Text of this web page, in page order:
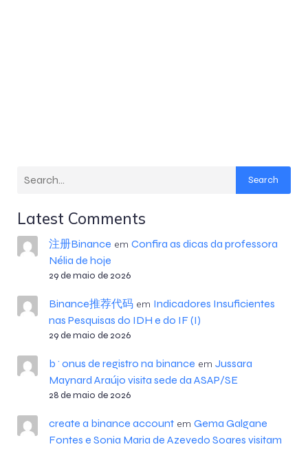
Search
Latest Comments
注册Binance em Confira as dicas da professora
Nélia de hoje
29 de maio de 2026
Binance推荐代码em Indicadores Insuficientes
nas Pesquisas do IDH e do IF (I)
29 de maio de 2026
b^onus de registro na binance em Jussara
Maynard Araújo visita sede da ASAP/SE
28 de maio de 2026
create a binance accountem Gema Galgane
Fontes e Sonia Maria de Azevedo Soares visitam